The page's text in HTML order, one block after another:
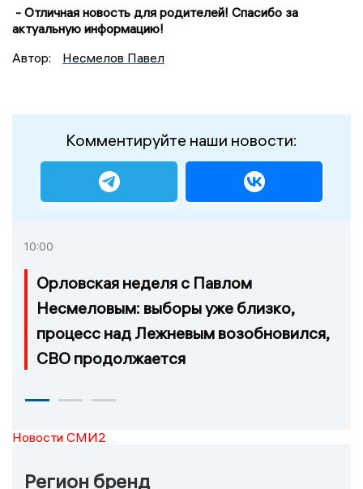
- Отличная новость для родителей! Спасибо за
актуальную информацию!
Автор:
Несмелов Павел
Комментируйте наши новости:
10:00
Орловская неделя с Павлом
Несмеловым: выборы уже близко,
процесс над Лежневым возобновился,
СВО продолжается
Новости СМИ2
Регион бренд